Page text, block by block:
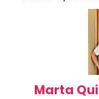
Marta